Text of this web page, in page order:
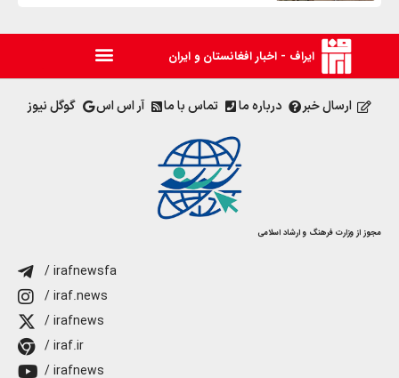
ایراف - اخبار افغانستان و ایران
ارسال خبر درباره ما تماس با ما آر اس اس گوگل نیوز
مجوز از وزارت فرهنگ و ارشاد اسلامی
/ irafnewsfa
/ iraf.news
/ irafnews
/ iraf.ir
/ irafnews